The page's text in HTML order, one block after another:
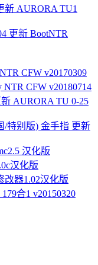
新 AURORA TU1
更新 BootNTR
CFW v20170309
CFW v20180714
AURORA TU 0-25
/特别版) 金手指 更新
汉化版
汉化版
改器1.02汉化版
合1 v20150320